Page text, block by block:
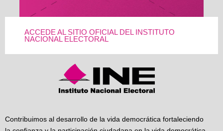
ACCEDE AL SITIO OFICIAL DEL INSTITUTO
NACIONAL ELECTORAL
Contribuimos al desarrollo de la vida democrática fortaleciendo